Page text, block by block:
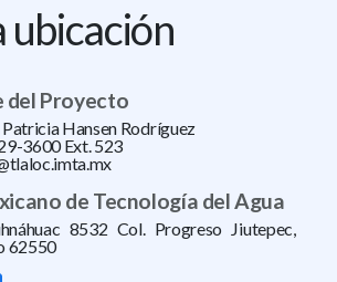
ubicación
del Proyecto
Hansen Rodríguez
3600 Ext. 523
de Tecnología del Agua
8532 Col. Progreso Jiutepec,
62550